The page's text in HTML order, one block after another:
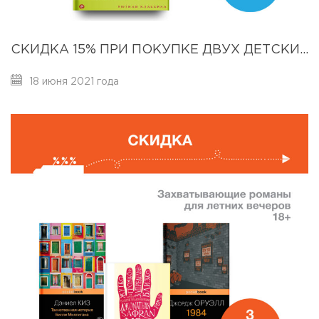
СКИДКА 15% ПРИ ПОКУПКЕ ДВУХ ДЕТСКИХ КНИГ ИЗ ПОДБОРКИ.
18 июня 2021 года